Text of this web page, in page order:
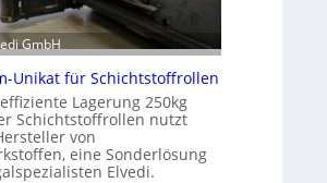
i
f
e
n
k
o
m
p
GmbH
Unikat für Schichtstoffrollen
Lagerung 250kg
Schichtstoffrollen nutzt
von
eine Sonderlösung
Elvedi.